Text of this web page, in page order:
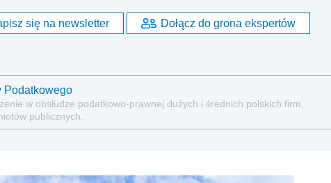
się na newsletter Dołącz do grona ekspertów
Podatkowego
w obsłudze podatkowo-prawnej dużych i średnich polskich firm,
publicznych.